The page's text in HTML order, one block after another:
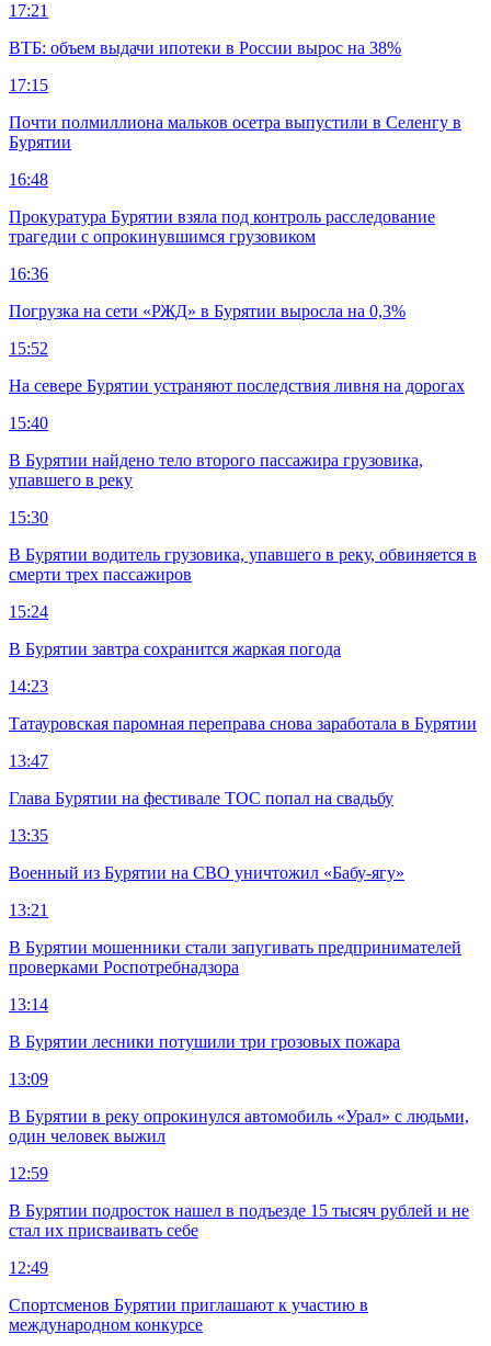
17:21
ВТБ: объем выдачи ипотеки в России вырос на 38%
17:15
Почти полмиллиона мальков осетра выпустили в Селенгу в
Бурятии
16:48
Прокуратура Бурятии взяла под контроль расследование
трагедии с опрокинувшимся грузовиком
16:36
Погрузка на сети «РЖД» в Бурятии выросла на 0,3%
15:52
На севере Бурятии устраняют последствия ливня на дорогах
15:40
В Бурятии найдено тело второго пассажира грузовика,
упавшего в реку
15:30
В Бурятии водитель грузовика, упавшего в реку, обвиняется в
смерти трех пассажиров
15:24
В Бурятии завтра сохранится жаркая погода
14:23
Татауровская паромная переправа снова заработала в Бурятии
13:47
Глава Бурятии на фестивале ТОС попал на свадьбу
13:35
Военный из Бурятии на СВО уничтожил «Бабу-ягу»
13:21
В Бурятии мошенники стали запугивать предпринимателей
проверками Роспотребнадзора
13:14
В Бурятии лесники потушили три грозовых пожара
13:09
В Бурятии в реку опрокинулся автомобиль «Урал» с людьми,
один человек выжил
12:59
В Бурятии подросток нашел в подъезде 15 тысяч рублей и не
стал их присваивать себе
12:49
Спортсменов Бурятии приглашают к участию в
международном конкурсе